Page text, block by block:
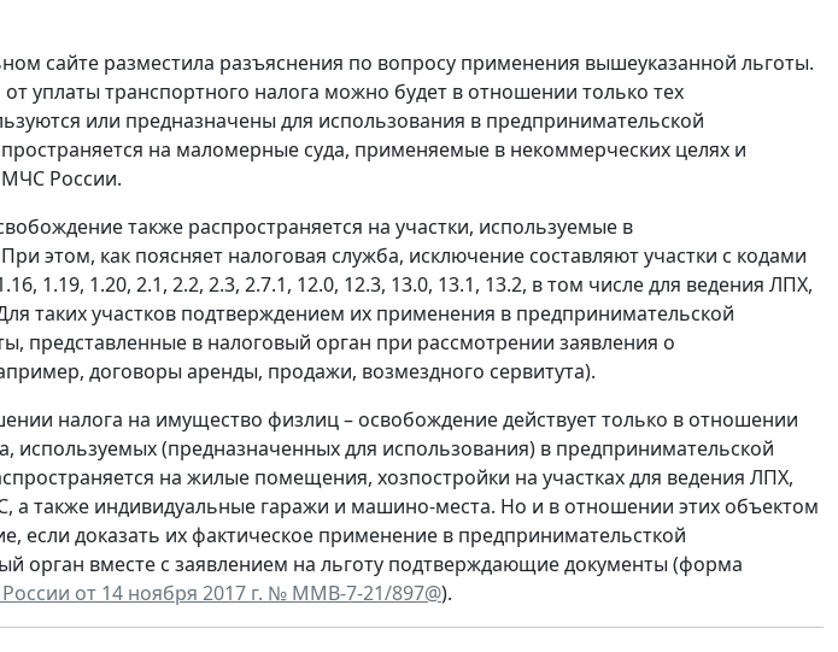
сайте разместила разъяснения по вопросу применения вышеуказанной льготы.
уплаты транспортного налога можно будет в отношении только тех
или предназначены для использования в предпринимательской
на маломерные суда, применяемые в некоммерческих целях и
России.
также распространяется на участки, используемые в
этом, как поясняет налоговая служба, исключение составляют участки с кодами
1.19, 1.20, 2.1, 2.2, 2.3, 2.7.1, 12.0, 12.3, 13.0, 13.1, 13.2, в том числе для ведения ЛПХ,
таких участков подтверждением их применения в предпринимательской
представленные в налоговый орган при рассмотрении заявления о
договоры аренды, продажи, возмездного сервитута).
налога на имущество физлиц – освобождение действует только в отношении
используемых (предназначенных для использования) в предпринимательской
на жилые помещения, хозпостройки на участках для ведения ЛПХ,
а также индивидуальные гаражи и машино-места. Но и в отношении этих объектом
если доказать их фактическое применение в предпринимательсткой
орган вместе с заявлением на льготу подтверждающие документы (форма
от 14 ноября 2017 г. № ММВ-7-21/897@).